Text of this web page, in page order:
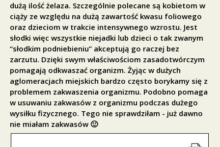
dużą ilość żelaza. Szczególnie polecane są kobietom w
ciąży ze względu na dużą zawartość kwasu foliowego
oraz dzieciom w trakcie intensywnego wzrostu. Jest
słodki więc wszystkie niejadki lub dzieci o tak zwanym
“słodkim podniebieniu” akceptują go raczej bez
zarzutu. Dzięki swym właściwościom zasadotwórczym
pomagają odkwaszać organizm. Żyjąc w dużych
aglomeracjach miejskich bardzo często borykamy się z
problemem zakwaszenia organizmu. Podobno pomaga
w usuwaniu zakwasów z organizmu podczas dużego
wysiłku fizycznego. Tego nie sprawdziłam - już dawno
nie miałam zakwasów 🙂